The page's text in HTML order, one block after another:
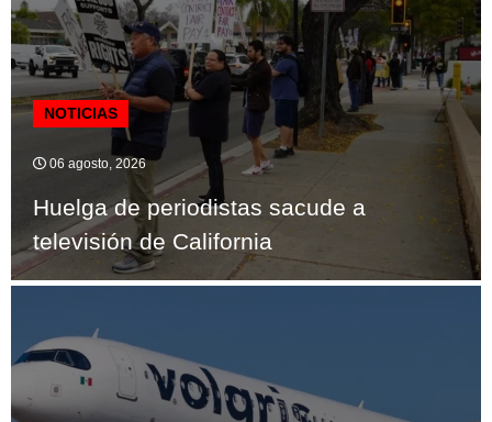
NOTICIAS
06 agosto, 2026
Huelga de periodistas sacude a
televisión de California